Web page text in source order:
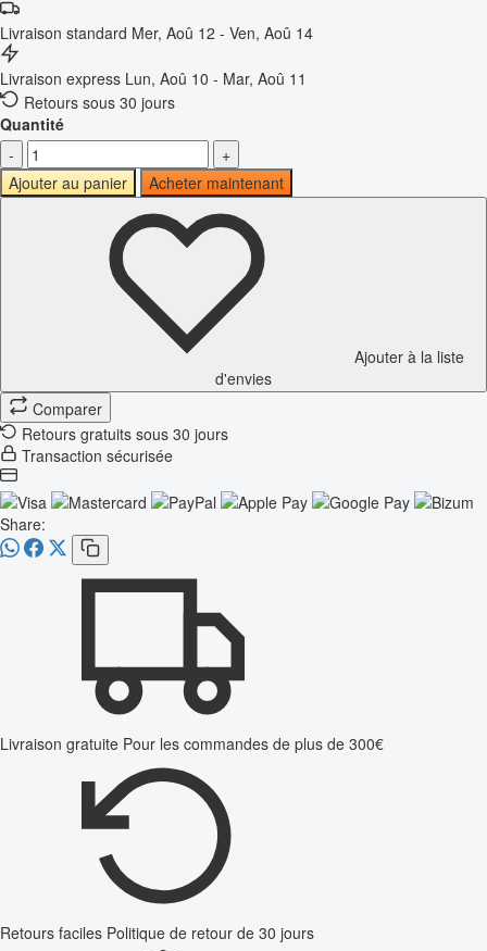
Livraison standard Mer, Aoû 12 - Ven, Aoû 14
Livraison express Lun, Aoû 10 - Mar, Aoû 11
Retours sous 30 jours
Quantité
-
+
Ajouter au panier
Acheter maintenant
Ajouter à la liste
d'envies
Comparer
Retours gratuits sous 30 jours
Transaction sécurisée
Share:
Livraison gratuite Pour les commandes de plus de 300€
Retours faciles Politique de retour de 30 jours